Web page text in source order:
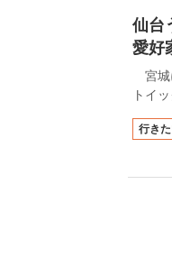
仙台
愛好
宮城
トイ
行き